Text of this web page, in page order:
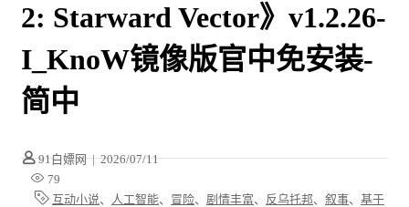
2: Starward Vector》v1.2.26-
I_KnoW镜像版官中免安装-
简中
91白嫖网 | 2026/07/11
79
互动小说、 人工智能、 冒险、 剧情丰富、 反乌托邦、 叙事、 基于